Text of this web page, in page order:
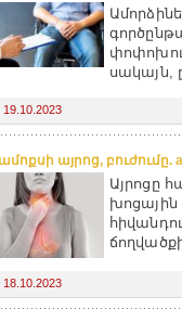
սակայն,
19.10.2023
այրոց, բուժումը.
Այրոցը
խոցային
18.10.2023